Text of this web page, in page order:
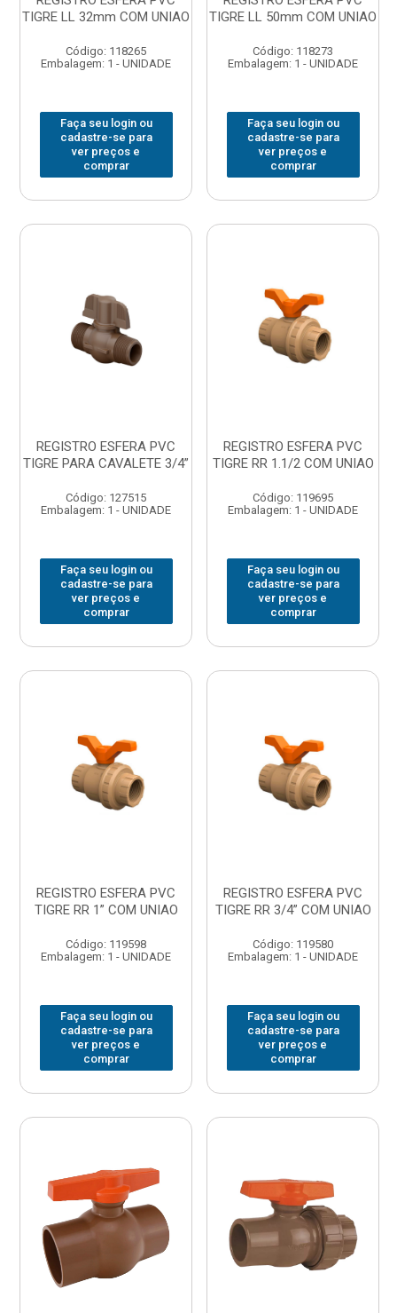
TIGRE LL 32mm COM UNIAO
Código: 118265
Embalagem: 1 - UNIDADE
Faça seu login ou
cadastre-se para
ver preços e
comprar
TIGRE LL 50mm COM UNIAO
Código: 118273
Embalagem: 1 - UNIDADE
Faça seu login ou
cadastre-se para
ver preços e
comprar
REGISTRO ESFERA PVC
TIGRE PARA CAVALETE 3/4”
Código: 127515
Embalagem: 1 - UNIDADE
Faça seu login ou
cadastre-se para
ver preços e
comprar
REGISTRO ESFERA PVC
TIGRE RR 1.1/2 COM UNIAO
Código: 119695
Embalagem: 1 - UNIDADE
Faça seu login ou
cadastre-se para
ver preços e
comprar
REGISTRO ESFERA PVC
TIGRE RR 1” COM UNIAO
Código: 119598
Embalagem: 1 - UNIDADE
Faça seu login ou
cadastre-se para
ver preços e
comprar
REGISTRO ESFERA PVC
TIGRE RR 3/4” COM UNIAO
Código: 119580
Embalagem: 1 - UNIDADE
Faça seu login ou
cadastre-se para
ver preços e
comprar